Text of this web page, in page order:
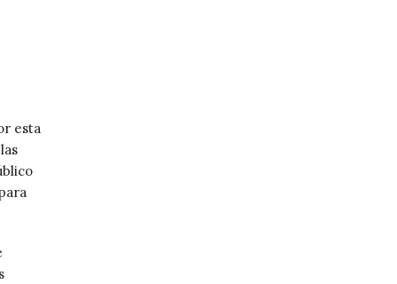
esta